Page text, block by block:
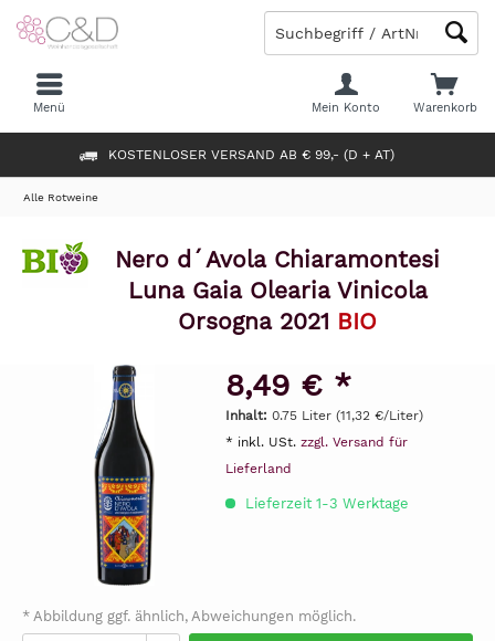
KOSTENLOSER VERSAND AB € 99,- (D + AT)
Warenkorb
Mein Konto
Menü
Alle Rotweine
Nero d´Avola Chiaramontesi
Luna Gaia Olearia Vinicola
Orsogna 2021 BIO
8,49 € *
Inhalt: 0.75 Liter (11,32 €/Liter)
* inkl. USt. zzgl. Versand für
Lieferland
Lieferzeit 1-3 Werktage
* Abbildung ggf. ähnlich, Abweichungen möglich.